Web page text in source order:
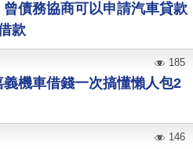
債務協商可以申請汽車貸款
款
機車借錢一次搞懂懶人包2
185
146